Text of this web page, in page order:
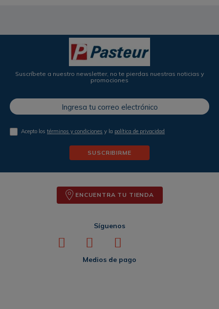
Suscríbete a nuestro newsletter, no te pierdas nuestras noticias y
promociones
Acepto lostérminos y condiciones y la política de privacidad
SUSCRIBIRME
ENCUENTRA TU TIENDA
Síguenos
Medios de pago